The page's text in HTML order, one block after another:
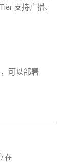
支持广播、
可以部署
在